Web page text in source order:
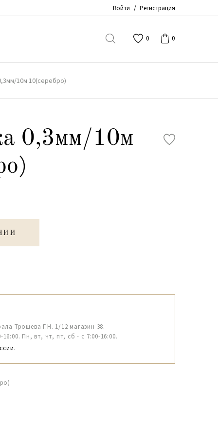
Войти / Регистрация
0 0
10м 10(серебро)
0,3мм/10м
Трошева Г.Н. 1/12 магазин 38.
Пн, вт, чт, пт, сб - с 7:00-16:00.